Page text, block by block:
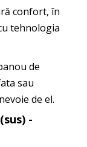
confort, în
tehnologia
de
sau
de el.
-